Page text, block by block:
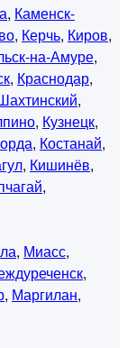
, Каменск-
, Керчь, Киров,
на-Амуре,
, Краснодар,
,
, Кузнецк,
, Костанай,
, Кишинёв,
,
, Миасс,
,
, Маргилан,